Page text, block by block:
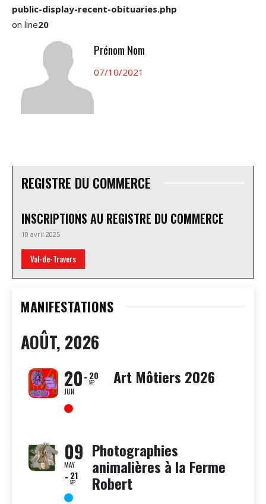
public-display-recent-obituaries.php
on line20
Prénom Nom
07/10/2021
REGISTRE DU COMMERCE
INSCRIPTIONS AU REGISTRE DU COMMERCE
10 avril 2025
Val-de-Travers
MANIFESTATIONS
AOÛT, 2026
20
JUN
20
SEP Art Môtiers 2026
09
MAY
21
SEP
Photographies
animalières à la Ferme
Robert